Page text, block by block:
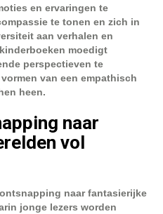
en ervaringen te
te tonen en zich in
aan verhalen en
moedigt
perspectieven te
van een empathisch
heen.
naar
vol
naar fantasierijke
jonge lezers worden